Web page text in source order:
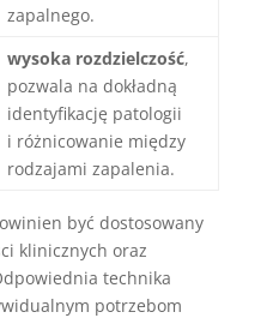
zapalnego.
wysoka rozdzielczość,
pozwala na dokładną
identyfikację patologii
i różnicowanie między
rodzajami zapalenia.
być dostosowany
klinicznych oraz
technika
potrzebom